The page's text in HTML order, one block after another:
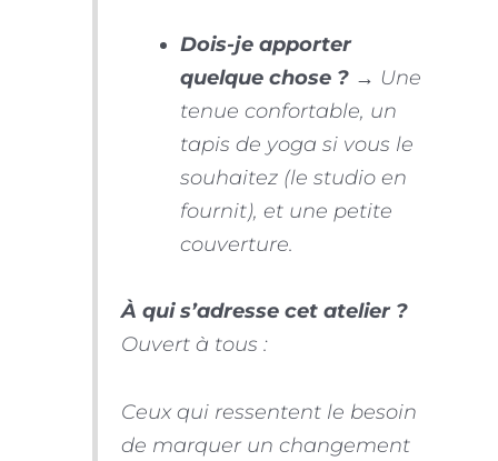
Dois-je apporter
quelque chose ?→ Une
tenue confortable, un
tapis de yoga si vous le
souhaitez (le studio en
fournit), et une petite
couverture.
À qui s’adresse cet atelier ?
Ouvert à tous :
Ceux qui ressentent le besoin
de marquer un changement